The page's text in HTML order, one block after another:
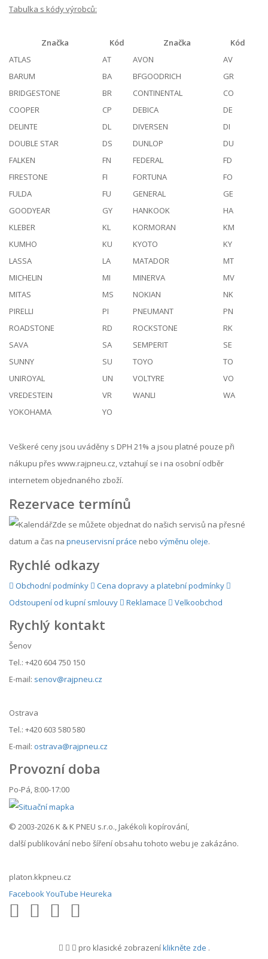
Tabulka s kódy výrobců:
Značka Kód Značka
Kód
ATLAS
AT AVON
AV
BARUM
BA BFGOODRICH
GR
BRIDGESTONE
BR CONTINENTAL
CO
COOPER
CP DEBICA
DE
DELINTE
DL DIVERSEN
DI
DOUBLE STAR
DS DUNLOP
DU
FALKEN
FN FEDERAL
FD
FIRESTONE
FI FORTUNA
FO
FULDA
FU GENERAL
GE
GOODYEAR
GY HANKOOK
HA
KLEBER
KL KORMORAN
KM
KUMHO
KU KYOTO
KY
LASSA
LA MATADOR
MT
MICHELIN
MI MINERVA
MV
MITAS
MS NOKIAN
NK
PIRELLI
PI PNEUMANT
PN
ROADSTONE
RD ROCKSTONE
RK
SAVA
SA SEMPERIT
SE
SUNNY
SU TOYO
TO
UNIROYAL
UN VOLTYRE
VO
VREDESTEIN
VR WANLI
WA
YOKOHAMA
YO
Veškeré ceny jsou uváděny s DPH 21% a jsou platné pouze při
nákupu přes www.rajpneu.cz, vztahují se i na osobní odběr
internetem objednaného zboží.
Rezervace termínů
Zde se můžete objednat do našich servisů na přesné
datum a čas na pneuservisní práce nebo výměnu oleje.
Rychlé odkazy
Obchodní podmínky
Cena dopravy a platební podmínky
Odstoupení od kupní smlouvy
Reklamace Velkoobchod
Rychlý kontakt
Šenov
Tel.: +420 604 750 150
E-mail: senov@rajpneu.cz
Ostrava
Tel.: +420 603 580 580
E-mail: ostrava@rajpneu.cz
Provozní doba
Po-Pá, 8:00-17:00
© 2003-2026 K & K PNEU s.r.o., Jakékoli kopírování,
další publikování nebo šíření obsahu tohoto webu je zakázáno.
platon.kkpneu.cz
FacebookYouTube Heureka
pro klasické zobrazeníklikněte zde .